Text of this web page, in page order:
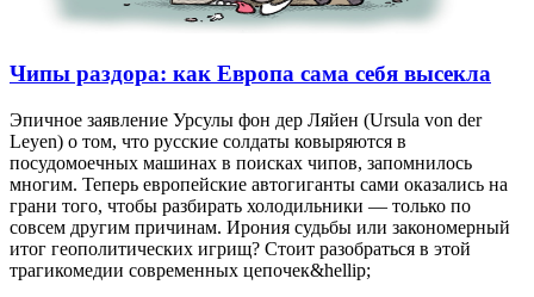
Чипы раздора: как Европа сама себя высекла
Эпичное заявление Урсулы фон дер Ляйен (Ursula von der
Leyen) о том, что русские солдаты ковыряются в
посудомоечных машинах в поисках чипов, запомнилось
многим. Теперь европейские автогиганты сами оказались на
грани того, чтобы разбирать холодильники — только по
совсем другим причинам. Ирония судьбы или закономерный
итог геополитических игрищ? Стоит разобраться в этой
трагикомедии современных цепочек&hellip;